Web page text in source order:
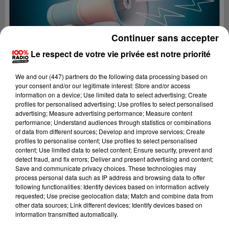
Lecture (2 min 29 sec)
100%
100% Radio les infos du Lot
Le respect de votre vie privée est notre priorité
We and our (447) partnersdo the following data processing based on
your consent and/or our legitimate interest: Store and/or access
information on a device; Use limited data to select advertising; Create
profiles for personalised advertising; Use profiles to select personalised
advertising; Measure advertising performance; Measure content
performance; Understand audiences through statistics or combinations
of data from different sources; Develop and improve services; Create
profiles to personalise content; Use profiles to select personalised
content; Use limited data to select content; Ensure security, prevent and
detect fraud, and fix errors; Deliver and present advertising and content;
Save and communicate privacy choices. These technologies may
process personal data such as IP address and browsing data to offer
following functionalities: Identify devices based on information actively
requested; Use precise geolocation data; Match and combine data from
other data sources; Link different devices; Identify devices based on
information transmitted automatically.
Continuer sans accepter